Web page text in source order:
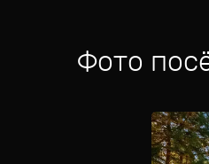
Удобное
Фото